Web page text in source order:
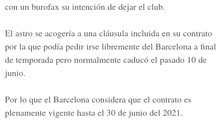
con un burofax su intención de dejar el club.
El astro se acogería a una cláusula incluida en su contrato
por la que podía pedir irse libremente del Barcelona a final
de temporada pero normalmente caducó el pasado 10 de
junio.
Por lo que el Barcelona considera que el contrato es
plenamente vigente hasta el 30 de junio del 2021.